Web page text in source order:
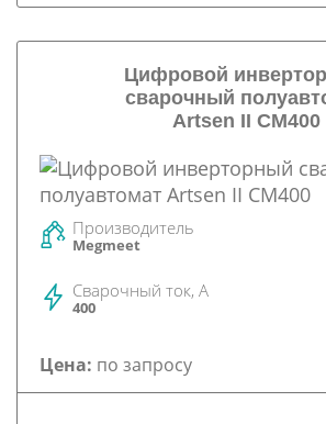
Цифровой
сварочный
Artsen II CM400
Производитель
Megmeet
Сварочный ток, А
400
Цена: по запросу